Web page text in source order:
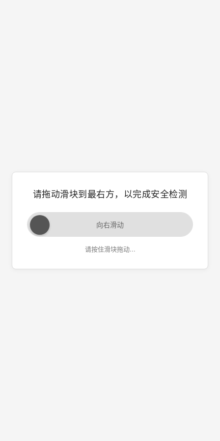
请拖动滑块到最右方，以完成安全检测
向右滑动
请按住滑块拖动...